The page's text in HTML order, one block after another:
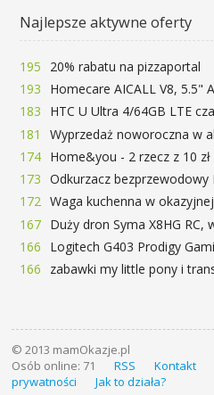
Najlepsze aktywne oferty
195
20% rabatu na pizzaportal
193
183
181
174
173
172
167
166
166
© 2013 mamOkazje.pl
Osób online: 71
RSS Kontakt
prywatności
Jak to działa?